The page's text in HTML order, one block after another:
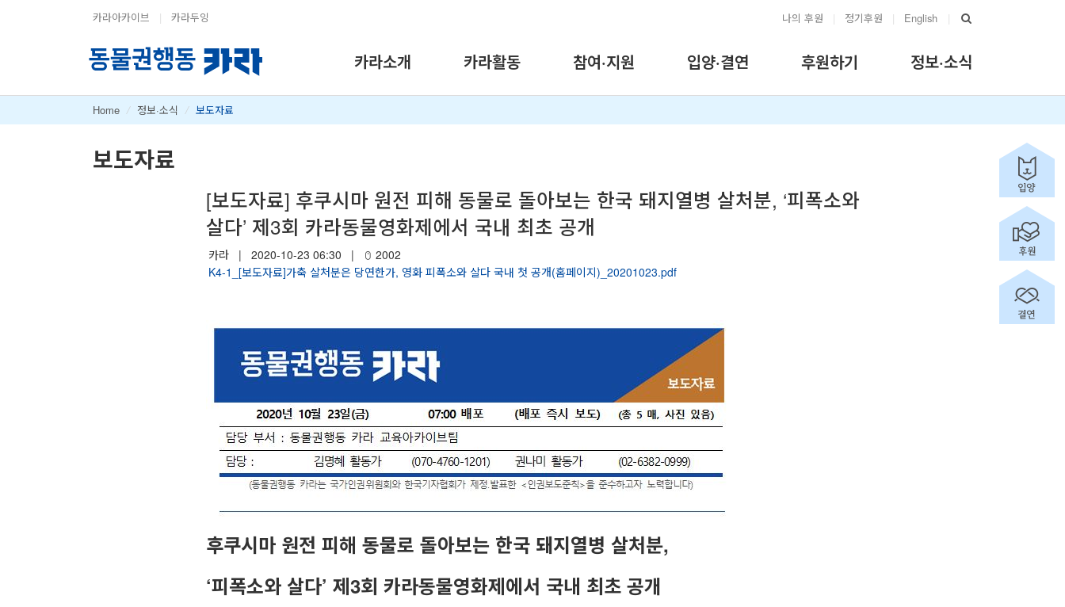
카라아카이브 | 카라두잉 나의 후원 | 정기후원 | English |
카라소개 카라활동 참여·지원 입양·결연 후원하기 정보·소식
Home / 정보·소식 / 보도자료
보도자료
[보도자료] 후쿠시마 원전 피해 동물로 돌아보는 한국 돼지열병 살처분, ‘피폭소와
살다’ 제3회 카라동물영화제에서 국내 최초 공개
카라 | 2020-10-23 06:30 |
2002
K4-1_[보도자료]가축 살처분은 당연한가, 영화 피폭소와 살다 국내 첫 공개(홈페이지)_20201023.pdf
후쿠시마 원전 피해 동물로 돌아보는 한국 돼지열병 살처분,
‘피폭소와 살다’ 제3회 카라동물영화제에서 국내 최초 공개